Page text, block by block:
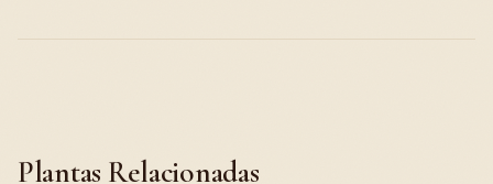
Plantas Relacionadas